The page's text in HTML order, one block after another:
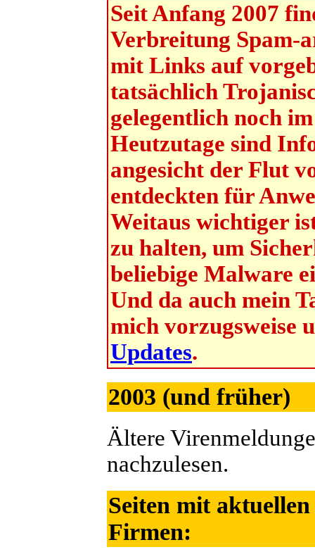
Seit Anfang 2007
Verbreitung Spam-
mit Links auf
tatsächlich
gelegentlich noch
Heutzutage sind
angesicht der Flut
entdeckten für
Weitaus wichtiger
zu halten, um
beliebige Malware
Und da auch mein
mich vorzugsweise
Updates.
2003 (und früher)
Ältere
nachzulesen.
Seiten mit
Firmen: